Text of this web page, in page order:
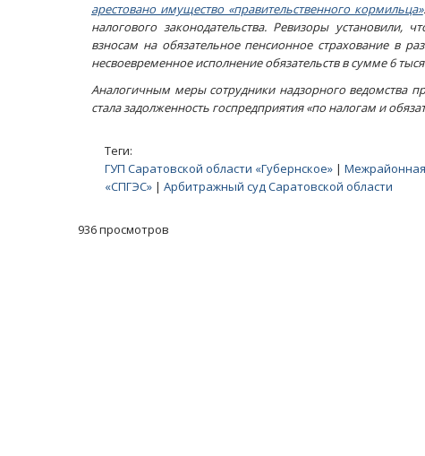
арестовано имущество «правительственного кормильца»
налогового законодательства. Ревизоры установили,
взносам на обязательное пенсионное страхование в
несвоевременное исполнение обязательств в сумме 6
Аналогичным меры сотрудники надзорного ведомства
стала задолженность госпредприятия «по налогам и
Теги:
ГУП Саратовской области «Губернское» |
«СПГЭС» | Арбитражный суд Саратовской области
936 просмотров